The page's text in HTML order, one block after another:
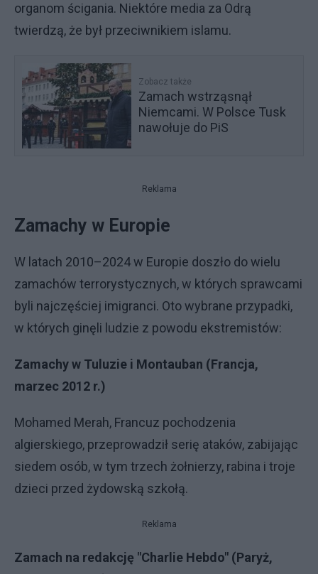
organom ścigania. Niektóre media za Odrą
twierdzą, że był przeciwnikiem islamu.
Zobacz także
Zamach wstrząsnął
Niemcami. W Polsce Tusk
nawołuje do PiS
Reklama
Zamachy w Europie
W latach 2010–2024 w Europie doszło do wielu
zamachów terrorystycznych, w których sprawcami
byli najczęściej imigranci. Oto wybrane przypadki,
w których ginęli ludzie z powodu ekstremistów:
Zamachy w Tuluzie i Montauban (Francja,
marzec 2012 r.)
Mohamed Merah, Francuz pochodzenia
algierskiego, przeprowadził serię ataków, zabijając
siedem osób, w tym trzech żołnierzy, rabina i troje
dzieci przed żydowską szkołą.
Reklama
Zamach na redakcję "Charlie Hebdo" (Paryż,